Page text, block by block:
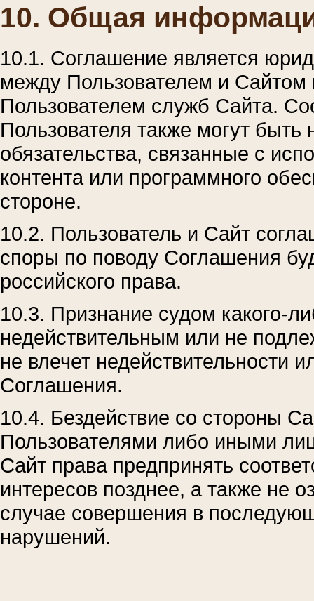
10. Общая
10.1. Соглашение является
между Пользователем и Сайтом
Пользователем служб Сайта.
Пользователя также могут
обязательства, связанные с
контента или программного
стороне.
10.2. Пользователь и Сайт
споры по поводу Соглашения
российского права.
10.3. Признание судом какого-
недействительным или не
не влечет недействительности
Соглашения.
10.4. Бездействие со стороны
Пользователями либо иными
Сайт права предпринять
интересов позднее, а также не
случае совершения в
нарушений.